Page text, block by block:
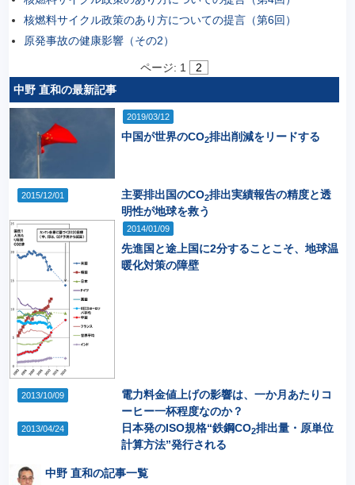
核燃料サイクル政策のあり方についての提言（第6回）
原発事故の健康影響（その2）
ページ: 1
2
中野 直和の最新記事
2019/03/12
中国が世界のCO2排出削減をリードする
2015/12/01 主要排出国のCO2排出実績報告の精度と透
明性が地球を救う
2014/01/09
先進国と途上国に2分することこそ、地球温
暖化対策の障壁
2013/10/09
電力料金値上げの影響は、一か月あたりコ
ーヒー一杯程度なのか？
2013/04/24 日本発のISO規格“鉄鋼CO2排出量・原単位
計算方法”発行される
中野 直和の記事一覧